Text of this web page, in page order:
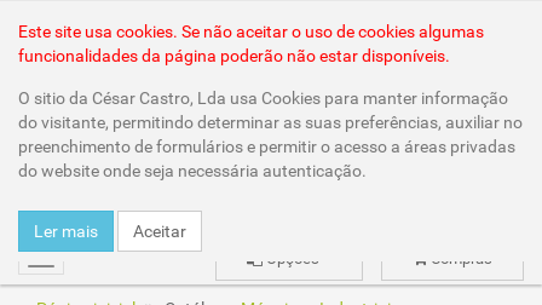
mudar Compras
Opções
Este site usa cookies. Se não aceitar o uso de cookies algumas
funcionalidades da página poderão não estar disponíveis.
O sitio da César Castro, Lda usa Cookies para manter informação
do visitante, permitindo determinar as suas preferências, auxiliar no
preenchimento de formulários e permitir o acesso a áreas privadas
do website onde seja necessária autenticação.
Ler mais Aceitar